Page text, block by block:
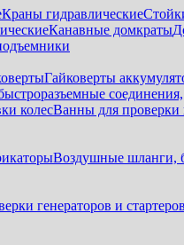
Краны гидравлические
Канавные домкраты
Гайковерты
соединения,
колесВанны для проверки
Воздушные шланги,
генераторов и стартеров